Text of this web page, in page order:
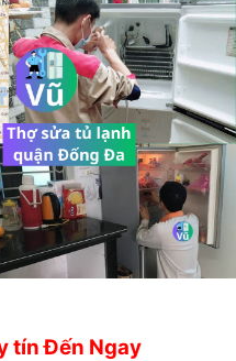
tín Đến Ngay